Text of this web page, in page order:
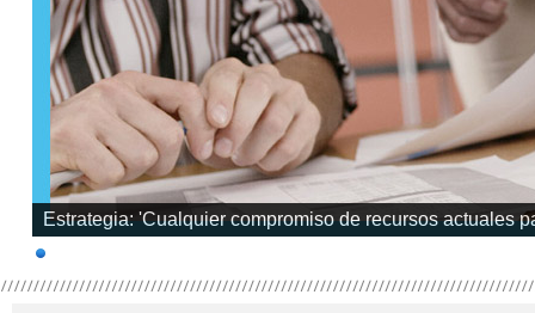
Estrategia: 'Cualquier compromiso de recursos actuales